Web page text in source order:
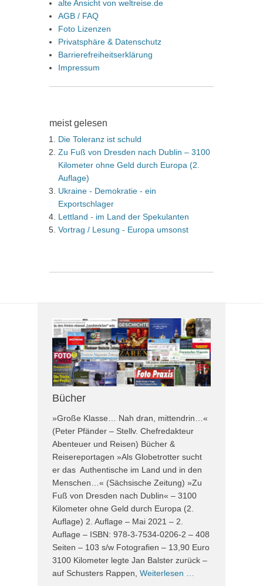
alte Ansicht von weltreise.de
AGB / FAQ
Foto Lizenzen
Privatsphäre & Datenschutz
Barrierefreiheitserklärung
Impressum
meist gelesen
Die Toleranz ist schuld
Zu Fuß von Dresden nach Dublin – 3100
Kilometer ohne Geld durch Europa (2.
Auflage)
Ukraine - Demokratie - ein
Exportschlager
Lettland - im Land der Spekulanten
Vortrag / Lesung - Europa umsonst
Bücher
»Große Klasse… Nah dran, mittendrin…«
(Peter Pfänder – Stellv. Chefredakteur
Abenteuer und Reisen) Bücher &
Reisereportagen »Als Globetrotter sucht
er das Authentische im Land und in den
Menschen…« (Sächsische Zeitung) »Zu
Fuß von Dresden nach Dublin« – 3100
Kilometer ohne Geld durch Europa (2.
Auflage) 2. Auflage – Mai 2021 – 2.
Auflage – ISBN: 978-3-7534-0206-2 – 408
Seiten – 103 s/w Fotografien – 13,90 Euro
3100 Kilometer legte Jan Balster zurück –
auf Schusters Rappen, Weiterlesen …